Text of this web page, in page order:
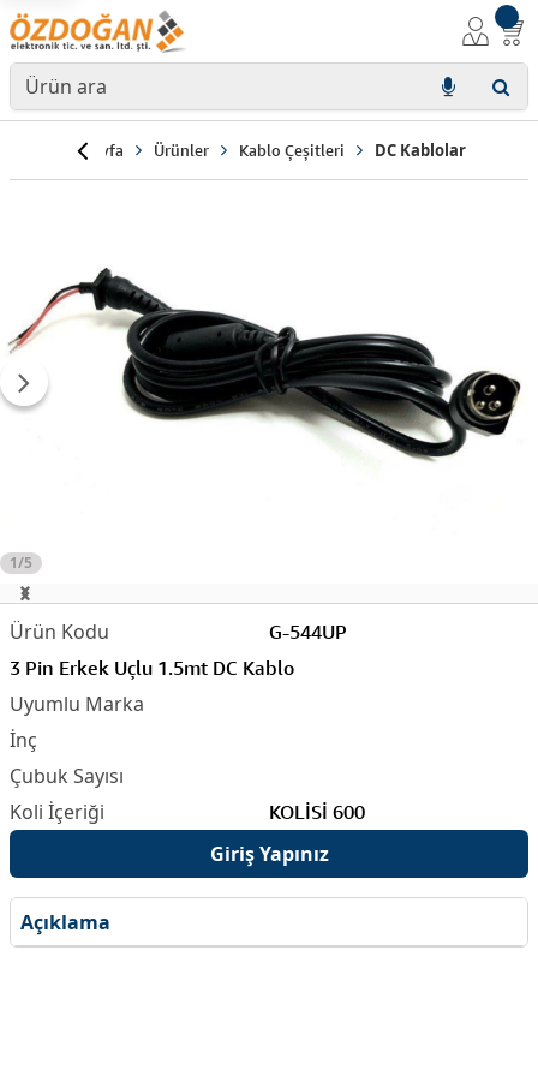
Anasayfa Ürünler Kablo Çeşitleri DC Kablolar
1/5
G-544UP
3 Pin Erkek Uçlu 1.5mt DC Kablo
KOLİSİ 600
Giriş Yapınız
Açıklama